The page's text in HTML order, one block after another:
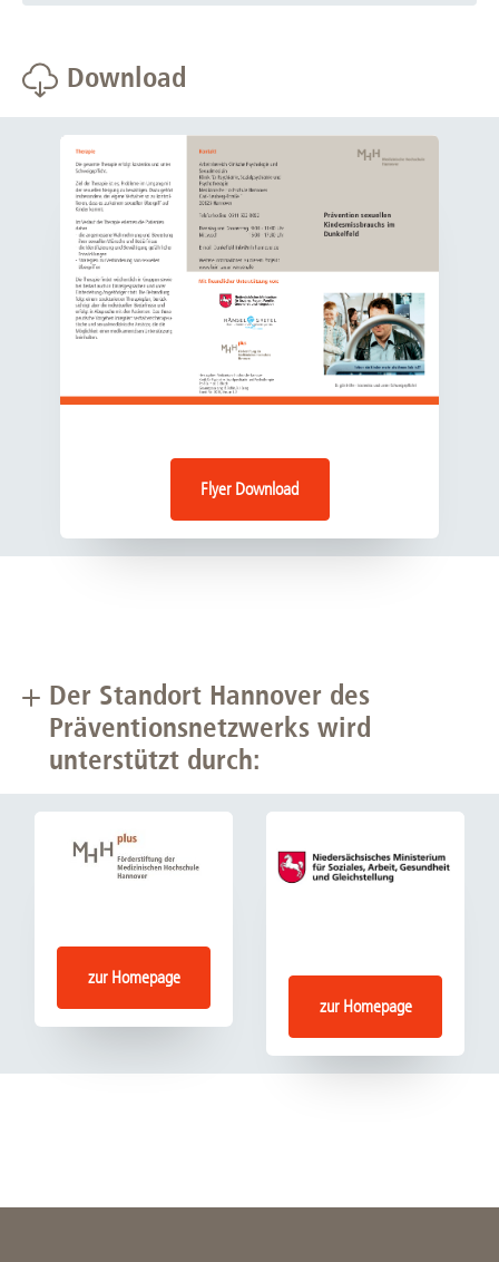
etc.) begangen haben, aber befürchten, diese in der
Personen, die bereits Straftaten begangen haben,
aber den Strafverfolgungsbehörden (noch) nicht
bekannt sind.
Personen, die bereits Straftaten begangen haben und
dafür angezeigt und/ oder rechtskräftig verurteilt
wurden, vorausgesetzt, dass sie ihre Strafe
vollständig verbüßt haben, nicht mehr unter Aufsicht
durch die Justiz stehen und somit alle rechtlichen
Angelegenheiten abgeschlossen sind.
Nicht einbezogen in das Therapieprogramm werden
Personen, gegen die aktuell wegen möglicher Straftaten
ermittelt wird, die ihre Strafe nicht vollständig verbüßt
haben und/ oder deren Urteil Auflagen beziehungsweise
Dienstag 09.00 - 11.00 Uhr
Donnerstag 09.00 - 11.00 Uhr
Download
Flyer Download
Der Standort Hannover des
Präventionsnetzwerks wird
unterstützt durch:
zur Homepage
zur Homepage